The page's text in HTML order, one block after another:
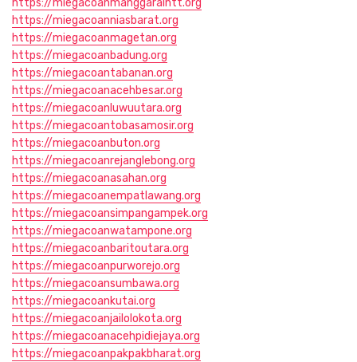
https://miegacoanmanggaraintt.org
https://miegacoanniasbarat.org
https://miegacoanmagetan.org
https://miegacoanbadung.org
https://miegacoantabanan.org
https://miegacoanacehbesar.org
https://miegacoanluwuutara.org
https://miegacoantobasamosir.org
https://miegacoanbuton.org
https://miegacoanrejanglebong.org
https://miegacoanasahan.org
https://miegacoanempatlawang.org
https://miegacoansimpangampek.org
https://miegacoanwatampone.org
https://miegacoanbaritoutara.org
https://miegacoanpurworejo.org
https://miegacoansumbawa.org
https://miegacoankutai.org
https://miegacoanjailolokota.org
https://miegacoanacehpidiejaya.org
https://miegacoanpakpakbharat.org